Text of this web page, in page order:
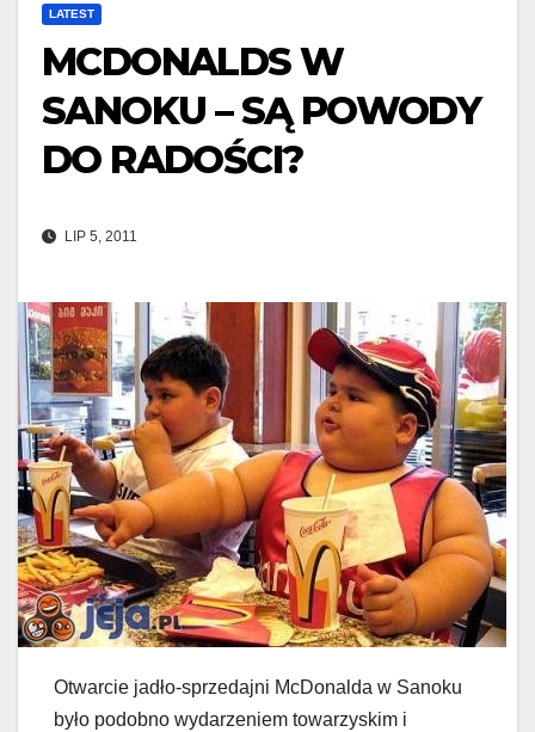
LATEST
MCDONALDS W
SANOKU – SĄ POWODY
DO RADOŚCI?
LIP 5, 2011
Otwarcie jadło-sprzedajni McDonalda w Sanoku
było podobno wydarzeniem towarzyskim i